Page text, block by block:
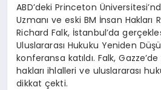
ABD’deki Princeton
Uzmanı ve eski BM İnsan Hakları
Richard Falk, İstanbul’da
Uluslararası Hukuku Yeniden
konferansa katıldı. Falk,
hakları ihlalleri ve uluslararası
dikkat çekti.